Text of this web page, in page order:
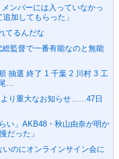
ンバーには入っていなかっ
加してもらった」
てるんだな
総監督で一番有能なのと無能
抽選 終了 1 千葉 2 川村 3 工
…
より重大なお知らせ……47日
い」AKB48・秋山由奈が明か
だった」
いのにオンラインサイン会に